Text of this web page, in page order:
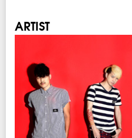
チケット
チケット発売日
4/1(土)10:00am～
→ 4/29(土)10:00am～
※発売日が変更となりました。
プレイガイド
イープラス
eplus.jp
チケットぴあ
：0570-02-9999 Pコード
ARTIST